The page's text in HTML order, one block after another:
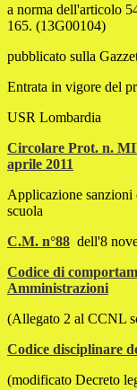
a norma dell'articolo
165. (13G00104)
pubblicato sulla
Entrata in vigore del
USR Lombardia
Circolare Prot. n.
aprile 2011
Applicazione sanzioni
scuola
C.M. n°88 dell'8
Codice di
Amministrazioni
(Allegato 2 al CCNL
Codice disciplinare
(modificato Decreto